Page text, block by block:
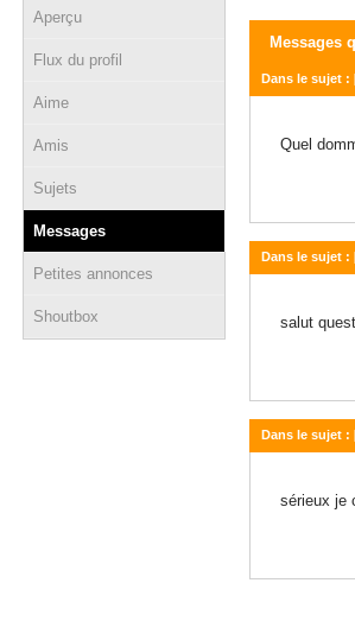
Aperçu
Flux du profil
Aime
Amis
Sujets
Messages
Petites annonces
Shoutbox
Messages
Dans le sujet :
Quel
Dans le sujet :
salut
Dans le sujet :
sérieux je